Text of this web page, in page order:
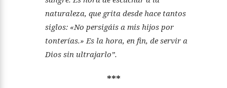
naturaleza, que grita desde hace tantos
siglos: «No persigáis a mis hijos por
tonterías.» Es la hora, en fin, de servir a
Dios sin ultrajarlo”.
***